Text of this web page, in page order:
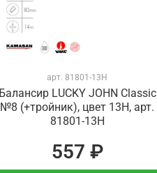
арт.81801-13H
Балансир LUCKY JOHN Classic
№8 (+тройник), цвет 13H, арт.
81801-13H
557 ₽